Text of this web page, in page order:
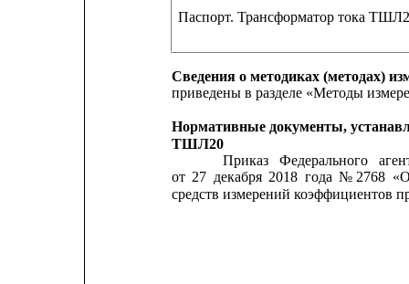
Паспорт. Трансформатор тока
Сведения о методиках (методах)
приведены в разделе «Методы
Нормативные документы,
ТШЛ20
Приказ
Федерального
от 27 декабря 2018 года № 2768
средств измерений коэффициентов